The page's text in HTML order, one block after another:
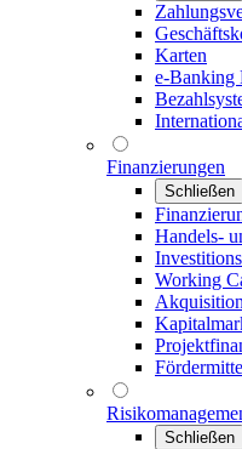
Karten
e-Banking
Finanzierungen
Schließen
Handels-
Working
Schließen